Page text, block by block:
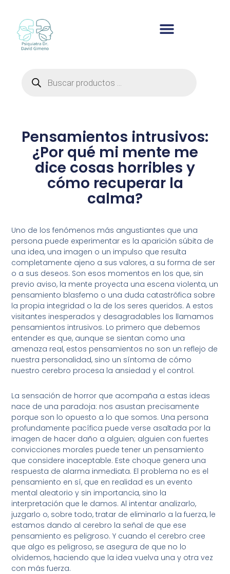
contenido
productos
Pensamientos intrusivos:
¿Por qué mi mente me
dice cosas horribles y
cómo recuperar la
calma?
Uno de los fenómenos más angustiantes que una
persona puede experimentar es la aparición súbita de
una idea, una imagen o un impulso que resulta
completamente ajeno a sus valores, a su forma de ser
o a sus deseos. Son esos momentos en los que, sin
previo aviso, la mente proyecta una escena violenta, un
pensamiento blasfemo o una duda catastrófica sobre
la propia integridad o la de los seres queridos. A estos
visitantes inesperados y desagradables los llamamos
pensamientos intrusivos. Lo primero que debemos
entender es que, aunque se sientan como una
amenaza real, estos pensamientos no son un reflejo de
nuestra personalidad, sino un síntoma de cómo
nuestro cerebro procesa la ansiedad y el control.
La sensación de horror que acompaña a estas ideas
nace de una paradoja: nos asustan precisamente
porque son lo opuesto a lo que somos. Una persona
profundamente pacífica puede verse asaltada por la
imagen de hacer daño a alguien; alguien con fuertes
convicciones morales puede tener un pensamiento
que considere inaceptable. Este choque genera una
respuesta de alarma inmediata. El problema no es el
pensamiento en sí, que en realidad es un evento
mental aleatorio y sin importancia, sino la
interpretación que le damos. Al intentar analizarlo,
juzgarlo o, sobre todo, tratar de eliminarlo a la fuerza, le
estamos dando al cerebro la señal de que ese
pensamiento es peligroso. Y cuando el cerebro cree
que algo es peligroso, se asegura de que no lo
olvidemos, haciendo que la idea vuelva una y otra vez
con más fuerza.